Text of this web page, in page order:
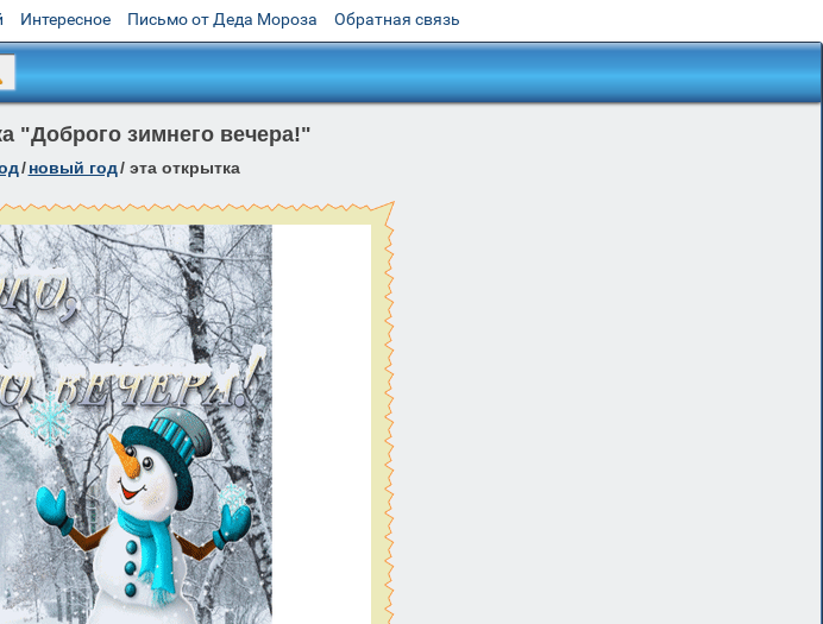
Интересное Письмо от Деда Мороза Обратная связь
"Доброго зимнего вечера!"
/ новый год/ эта открытка